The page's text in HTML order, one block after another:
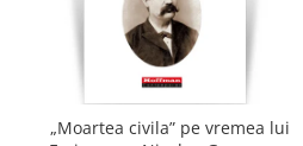
„Moartea civila” pe vremea lui